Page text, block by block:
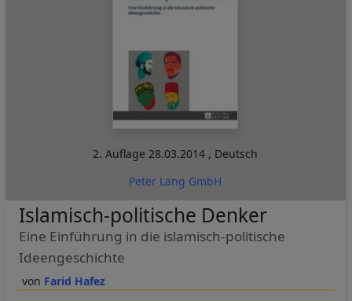
2. Auflage 28.03.2014 , Deutsch
Peter Lang GmbH
Farid Hafez
Islamisch-politische Denker
Eine Einführung in die islamisch-politische
Ideengeschichte